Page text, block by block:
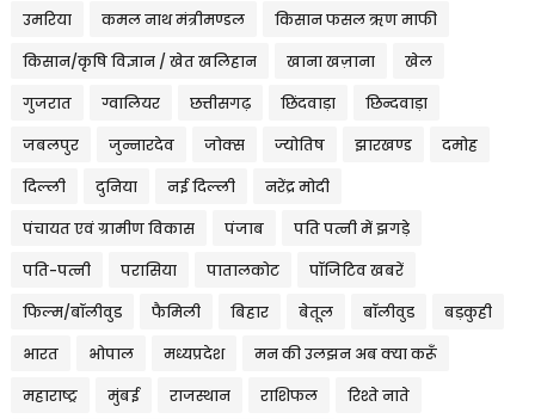
उमरिया कमल नाथ मंत्रीमण्डल किसान फसल ऋण माफी
किसान/कृषि विज्ञान / खेत खलिहान खाना खज़ाना खेल
गुजरात ग्वालियर छत्तीसगढ़ छिंदवाड़ा छिन्दवाड़ा
जबलपुर जुन्नारदेव जोक्स ज्योतिष झारखण्ड दमोह
दिल्ली दुनिया नई दिल्ली नरेंद्र मोदी
पंचायत एवं ग्रामीण विकास पंजाब पति पत्नी में झगड़े
पति-पत्नी परासिया पातालकोट पॉजिटिव खबरें
फिल्म/बॉलीवुड फैमिली बिहार बेतूल बॉलीवुड बड़कुही
भारत भोपाल मध्यप्रदेश मन की उलझन अब क्या करूँ
महाराष्ट्र मुंबई राजस्थान राशिफल रिश्ते नाते